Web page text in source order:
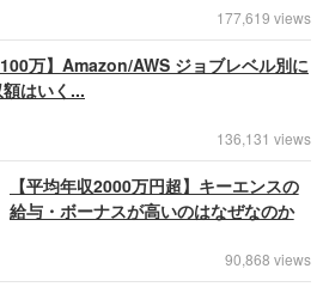
177,619 views
万】Amazon/AWS ジョブレベル別に
はいく...
136,131 views
【平均年収2000万円超】キーエンスの
給与・ボーナスが高いのはなぜなのか
90,868 views